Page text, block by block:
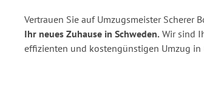
Vertrauen Sie auf Umzugsmeister Scherer
Ihr neues Zuhause in Schweden. Wir sind
effizienten und kostengünstigen Umzug in